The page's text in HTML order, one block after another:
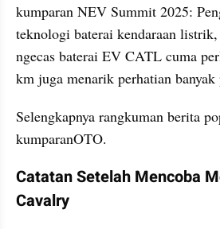
kumparan NEV Summit 2025:
teknologi baterai kendaraan
ngecas baterai EV CATL cuma
km juga menarik perhatian banyak
Selengkapnya rangkuman berita
kumparanOTO.
Catatan Setelah Mencoba
Cavalry